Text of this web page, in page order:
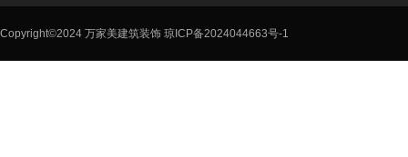
Copyright©2024 万家美建筑装饰 琼ICP备2024044663号-1